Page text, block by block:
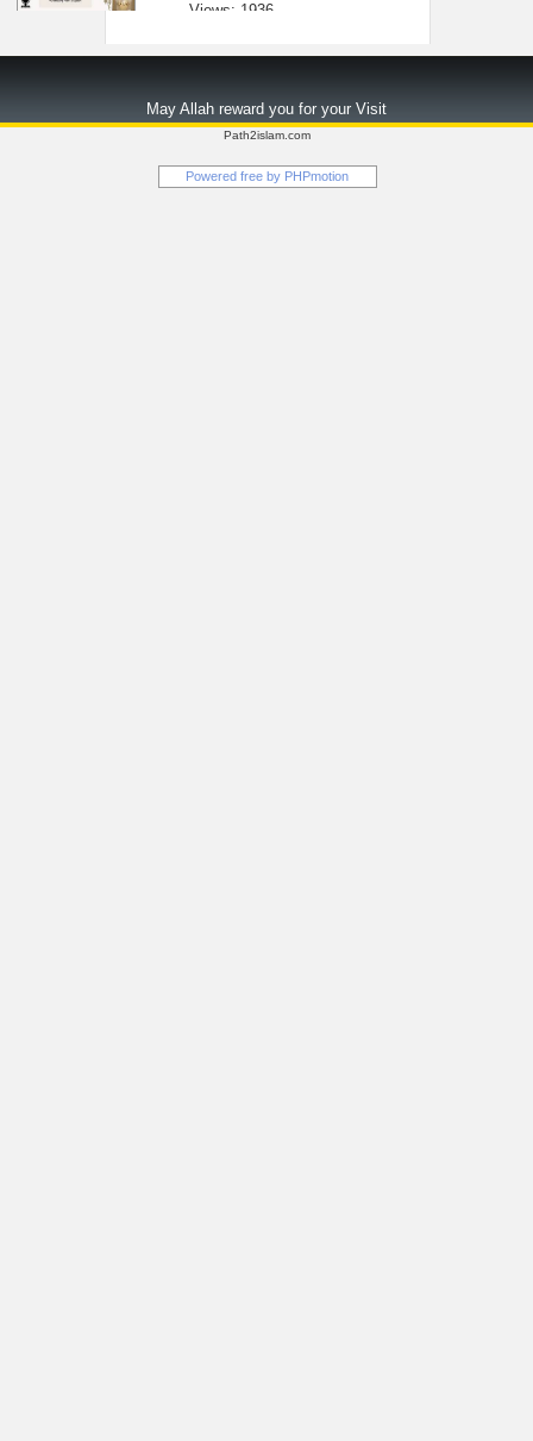
Views: 1936
Views: 5422
شرح الأربعين...
Rating: 0
May Allah reward you for your Visit
Path2islam.com
Powered free by PHPmotion